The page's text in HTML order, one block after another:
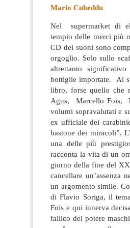
Mario Cubeddu
Nel supermarket di
tempio delle merci più
CD dei suoni sono
orgoglio. Solo sullo
altrettanto
bottiglie importate. Al
libro, forse quello che
Agus, Marcello Fois,
volumi sopravalutati e
ex ufficiale dei
bastone dei miracoli”.
una delle più
racconta la vita di un
giorno della fine del
cancellare un’assenza
un argomento simile.
di Flavio Soriga, il
Fois e qui innerva
fallico del potere